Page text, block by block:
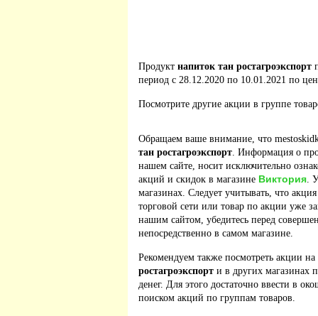
Продукт напиток тан ростагроэкспорт
период с 28.12.2020 по 10.01.2021 по
Посмотрите другие акции в группе
Обращаем ваше внимание, что
тан ростагроэкспорт. Информация о
нашем сайте, носит исключительно
акций и скидок в магазине Виктория.
магазинах. Следует учитывать, что
торговой сети или товар по акции уже
нашим сайтом, убедитесь перед
непосредственно в самом магазине.
Рекомендуем также посмотреть акции
ростагроэкспорт и в других магазинах
денег. Для этого достаточно ввести в
поиском акций по группам товаров.